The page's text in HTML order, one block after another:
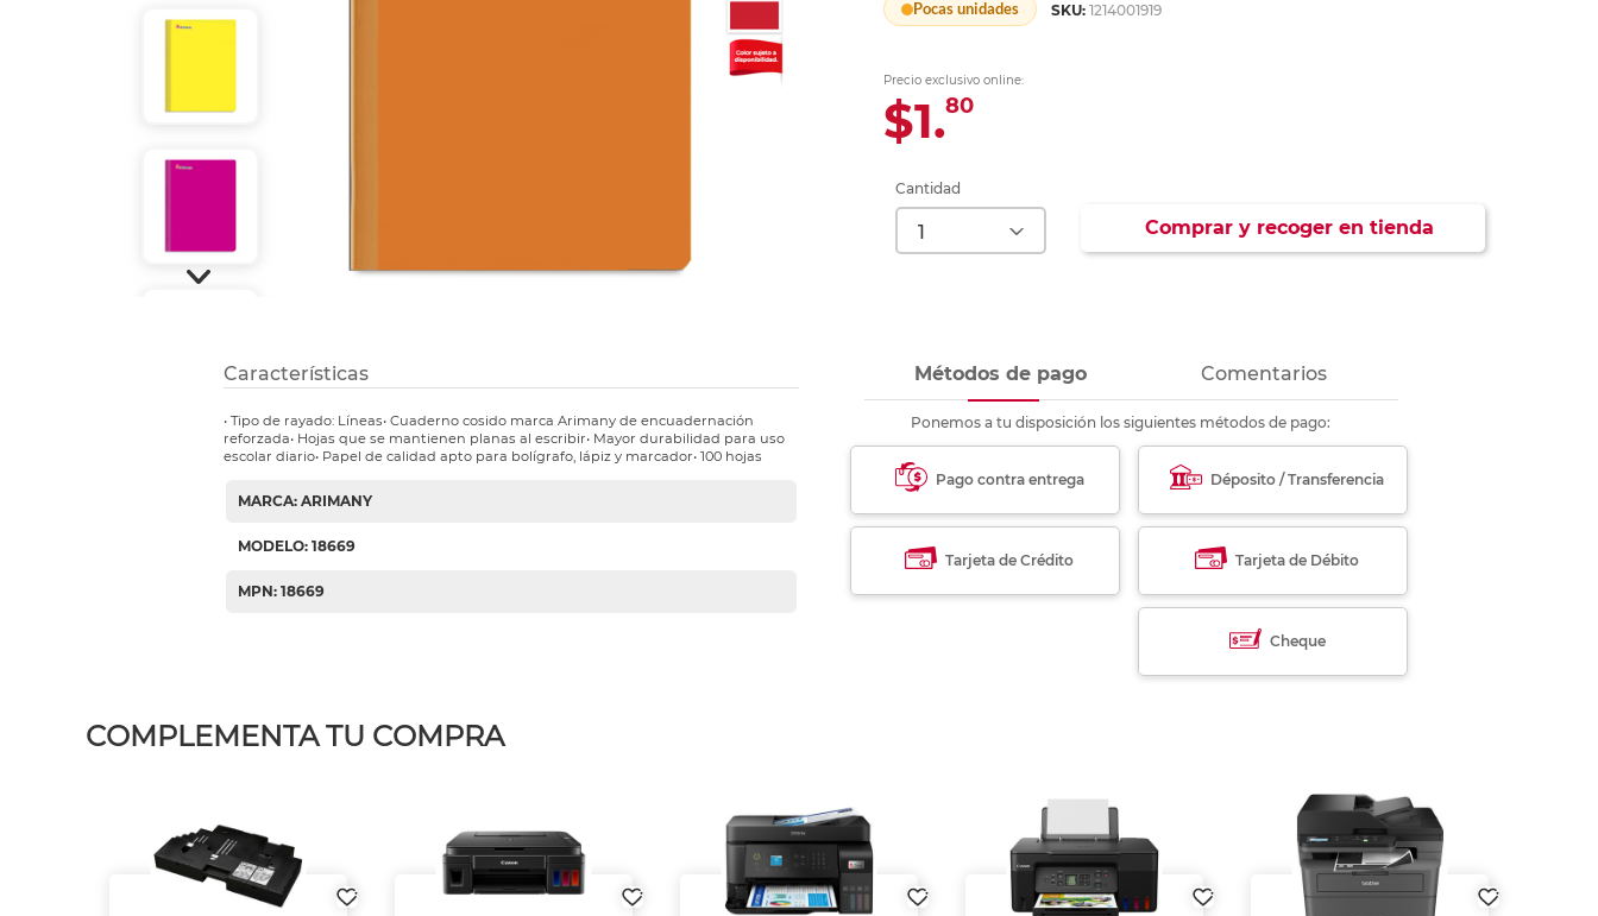
Ver más
Ver más
Ver más
Ver más
Pocas unidades SKU: 1214001919
Precio exclusivo online:
$1.80
Cantidad
Comprar y recoger en tienda
Características
• Tipo de rayado: Líneas• Cuaderno cosido marca Arimany de encuadernación
reforzada• Hojas que se mantienen planas al escribir• Mayor durabilidad para uso
escolar diario• Papel de calidad apto para bolígrafo, lápiz y marcador• 100 hojas
MARCA: ARIMANY
MODELO: 18669
MPN: 18669
Métodos de pago Comentarios
Ponemos a tu disposición los siguientes métodos de pago:
Pago contra entrega Déposito / Transferencia
Tarjeta de Crédito Tarjeta de Débito
Cheque
COMPLEMENTA TU COMPRA